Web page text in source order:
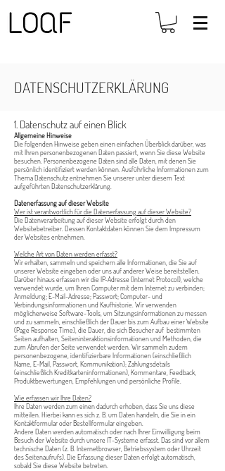
DATENSCHUTZERKLÄRUNG
1. Datenschutz auf einen Blick
Allgemeine Hinweise
Die folgenden Hinweise geben einen einfachen Überblick darüber, was
mit Ihren personenbezogenen Daten passiert, wenn Sie diese Website
besuchen. Personenbezogene Daten sind alle Daten, mit denen Sie
persönlich identifiziert werden können. Ausführliche Informationen zum
Thema Datenschutz entnehmen Sie unserer unter diesem Text
aufgeführten Datenschutzerklärung.
Datenerfassung auf dieser Website
Wer ist verantwortlich für die Datenerfassung auf dieser Website?
Die Datenverarbeitung auf dieser Website erfolgt durch den
Websitebetreiber. Dessen Kontaktdaten können Sie dem Impressum
der Websites entnehmen.
Welche Art von Daten werden erfasst?
Wir erhalten, sammeln und speichern alle Informationen, die Sie auf
unserer Website eingeben oder uns auf anderer Weise bereitstellen.
Darüber hinaus erfassen wir die IP-Adresse (Internet Protocol), welche
verwendet wurde, um Ihren Computer mit dem Internet zu verbinden;
Anmeldung; E-Mail-Adresse; Passwort; Computer- und
Verbindungsinformationen und Kaufhistorie. Wir verwenden
möglicherweise Software-Tools, um Sitzungsinformationen zu messen
und zu sammeln, einschließlich der Dauer bis zum Aufbau einer Website
(Page Response Time), die Dauer, die sich Besucher auf bestimmten
Seiten aufhalten, Seiteninteraktionsinformationen und Methoden, die
zum Abrufen der Seite verwendet werden. Wir sammeln zudem
personenbezogene, identifizierbare Informationen (einschließlich
Name, E-Mail, Passwort, Kommunikation); Zahlungsdetails
(einschließlich Kreditkarteninformationen), Kommentare, Feedback,
Produktbewertungen, Empfehlungen und persönliche Profile.
Wie erfassen wir Ihre Daten?
Ihre Daten werden zum einen dadurch erhoben, dass Sie uns diese
mitteilen. Hierbei kann es sich z. B. um Daten handeln, die Sie in ein
Kontaktformular oder Bestellformular eingeben.
Andere Daten werden automatisch oder nach Ihrer Einwilligung beim
Besuch der Website durch unsere IT-Systeme erfasst. Das sind vor allem
technische Daten (z. B. Internetbrowser, Betriebssystem oder Uhrzeit
des Seitenaufrufs). Die Erfassung dieser Daten erfolgt automatisch,
sobald Sie diese Website betreten.